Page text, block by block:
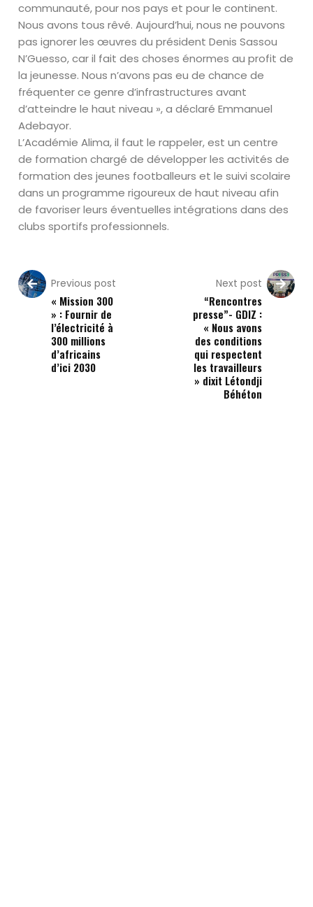
communauté, pour nos pays et pour le continent.
Nous avons tous rêvé. Aujourd’hui, nous ne pouvons
pas ignorer les œuvres du président Denis Sassou
N’Guesso, car il fait des choses énormes au profit de
la jeunesse. Nous n’avons pas eu de chance de
fréquenter ce genre d’infrastructures avant
d’atteindre le haut niveau », a déclaré Emmanuel
Adebayor.
L’Académie Alima, il faut le rappeler, est un centre
de formation chargé de développer les activités de
formation des jeunes footballeurs et le suivi scolaire
dans un programme rigoureux de haut niveau afin
de favoriser leurs éventuelles intégrations dans des
clubs sportifs professionnels.
Previous post
« Mission 300
» : Fournir de
l’électricité à
300 millions
d’africains
d’ici 2030
Next post
“Rencontres
presse”- GDIZ :
« Nous avons
des conditions
qui respectent
les travailleurs
» dixit Létondji
Béhéton